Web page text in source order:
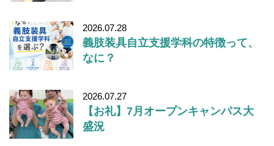
2026.07.28
義肢装具自立支援学科の特徴って、
なに？
2026.07.27
【お礼】7月オープンキャンパス大
盛況